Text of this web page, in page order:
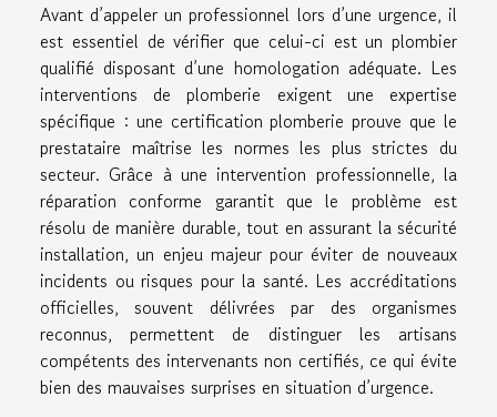
Avant d’appeler un professionnel lors d’une urgence, il
est essentiel de vérifier que celui-ci est un plombier
qualifié disposant d’une homologation adéquate. Les
interventions de plomberie exigent une expertise
spécifique : une certification plomberie prouve que le
prestataire maîtrise les normes les plus strictes du
secteur. Grâce à une intervention professionnelle, la
réparation conforme garantit que le problème est
résolu de manière durable, tout en assurant la sécurité
installation, un enjeu majeur pour éviter de nouveaux
incidents ou risques pour la santé. Les accréditations
officielles, souvent délivrées par des organismes
reconnus, permettent de distinguer les artisans
compétents des intervenants non certifiés, ce qui évite
bien des mauvaises surprises en situation d’urgence.